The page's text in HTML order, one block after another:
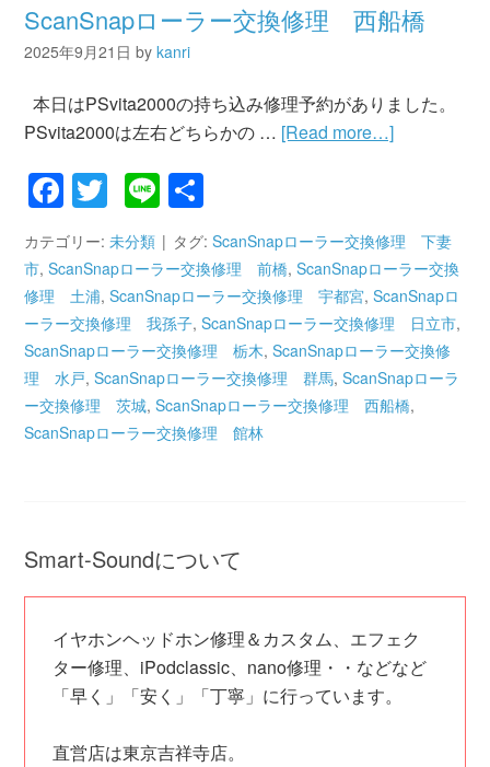
ScanSnapローラー交換修理 西船橋
2025年9月21日 bykanri
本日はPSvita2000の持ち込み修理予約がありました。
PSvita2000は左右どちらかの … [Read more…]
Facebook
Twitter
Line
有
カテゴリー:未分類 タグ:ScanSnapローラー交換修理 下妻
市,ScanSnapローラー交換修理 前橋,ScanSnapローラー交換
修理 土浦,ScanSnapローラー交換修理 宇都宮,ScanSnapロ
ーラー交換修理 我孫子,ScanSnapローラー交換修理 日立市,
ScanSnapローラー交換修理 栃木,ScanSnapローラー交換修
理 水戸,ScanSnapローラー交換修理 群馬,ScanSnapローラ
ー交換修理 茨城,ScanSnapローラー交換修理 西船橋,
ScanSnapローラー交換修理 館林
Smart-Soundについて
イヤホンヘッドホン修理＆カスタム、エフェク
ター修理、iPodclassic、nano修理・・などなど
「早く」「安く」「丁寧」に行っています。
直営店は東京吉祥寺店。